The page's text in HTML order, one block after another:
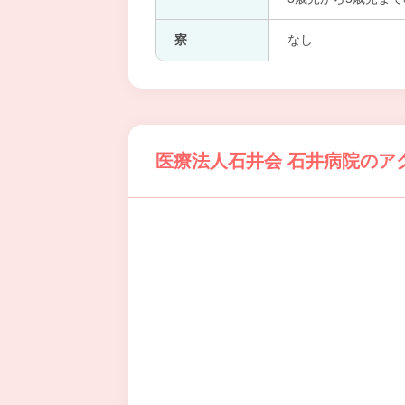
寮 なし
医療法人石井会 石井病院のア